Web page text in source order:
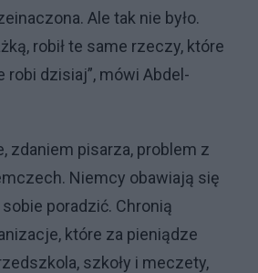
Ale tak nie było.
robił te same rzeczy, które
robi dzisiaj”, mówi Abdel-
zdaniem pisarza, problem z
Niemcy obawiają się
poradzić. Chronią
które za pieniądze
szkoły i meczety,